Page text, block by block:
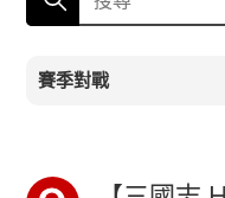
賽季對戰